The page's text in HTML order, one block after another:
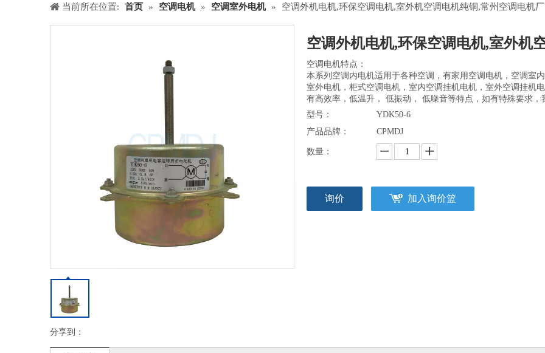
当前所在位置: 首页 » 空调电机 » 空调室外电机 » 空调外机电机,环保空调电机,室外机空调电机纯铜,常州空调电机厂
分享到：
空调外机电机,环保空调电机,室外机
空调电机特点：
本系列空调内电机适用于各种空调，有家用空调电机，空调室
室外电机，柜式空调电机，室内空调挂机电机，室外空调挂机
有高效率，低温升， 低振动， 低噪音等特点，如有特殊要求，
型号：
YDK50-6
产品品牌：
CPMDJ
数量：
询价 加入询价篮